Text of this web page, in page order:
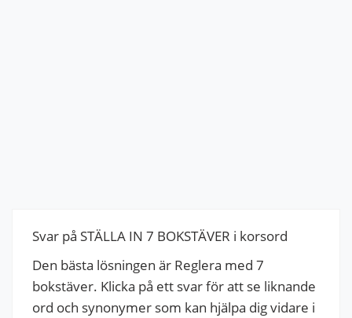
Svar på STÄLLA IN 7 BOKSTÄVER i korsord
Den bästa lösningen är Reglera med 7
bokstäver. Klicka på ett svar för att se liknande
ord och synonymer som kan hjälpa dig vidare i